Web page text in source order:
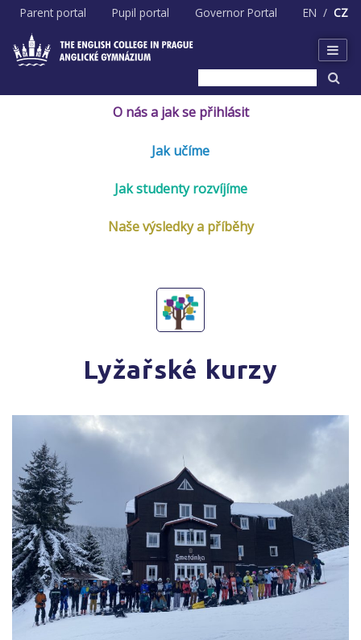
Skip
content
Parent portal Pupil portal Governor Portal EN CZ
O nás a jak se přihlásit
Jak učíme
Jak studenty rozvíjíme
Naše výsledky a příběhy
Lyžařské kurzy